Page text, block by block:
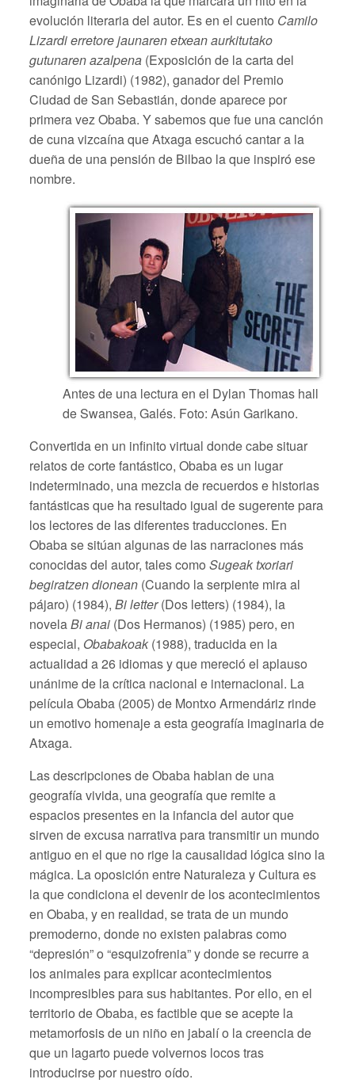
evolución literaria del autor. Es en el cuento Camilo
Lizardi erretore jaunaren etxean aurkitutako
gutunaren azalpena(Exposición de la carta del
canónigo Lizardi) (1982), ganador del Premio
Ciudad de San Sebastián, donde aparece por
primera vez Obaba. Y sabemos que fue una canción
de cuna vizcaína que Atxaga escuchó cantar a la
dueña de una pensión de Bilbao la que inspiró ese
nombre.
Antes de una lectura en el Dylan Thomas hall
de Swansea, Galés. Foto: Asún Garikano.
Convertida en un infinito virtual donde cabe situar
relatos de corte fantástico, Obaba es un lugar
indeterminado, una mezcla de recuerdos e historias
fantásticas que ha resultado igual de sugerente para
los lectores de las diferentes traducciones. En
Obaba se sitúan algunas de las narraciones más
conocidas del autor, tales como Sugeak txoriari
begiratzen dionean(Cuando la serpiente mira al
pájaro) (1984), Bi letter(Dos letters) (1984), la
novelaBi anai(Dos Hermanos) (1985) pero, en
especial, Obabakoak(1988), traducida en la
actualidad a 26 idiomas y que mereció el aplauso
unánime de la crítica nacional e internacional. La
película Obaba (2005) de Montxo Armendáriz rinde
un emotivo homenaje a esta geografía imaginaria de
Atxaga.
Las descripciones de Obaba hablan de una
geografía vivida, una geografía que remite a
espacios presentes en la infancia del autor que
sirven de excusa narrativa para transmitir un mundo
antiguo en el que no rige la causalidad lógica sino la
mágica. La oposición entre Naturaleza y Cultura es
la que condiciona el devenir de los acontecimientos
en Obaba, y en realidad, se trata de un mundo
premoderno, donde no existen palabras como
“depresión” o “esquizofrenia” y donde se recurre a
los animales para explicar acontecimientos
incompresibles para sus habitantes. Por ello, en el
territorio de Obaba, es factible que se acepte la
metamorfosis de un niño en jabalí o la creencia de
que un lagarto puede volvernos locos tras
introducirse por nuestro oído.